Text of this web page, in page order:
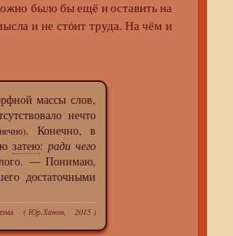
было бы ещё и оставить на
и не стóит труда. На чём и
массы слов,
нечто
). Конечно, в
затею: ради чего
. — Понимаю,
достаточными
( Юр.Ханон, 2015 )